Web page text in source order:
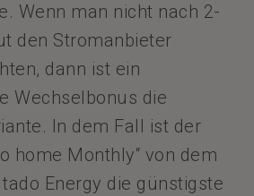
Wenn man nicht nach 2-
den Stromanbieter
dann ist ein
Wechselbonus die
In dem Fall ist der
home Monthly“ von dem
Energy die günstigste